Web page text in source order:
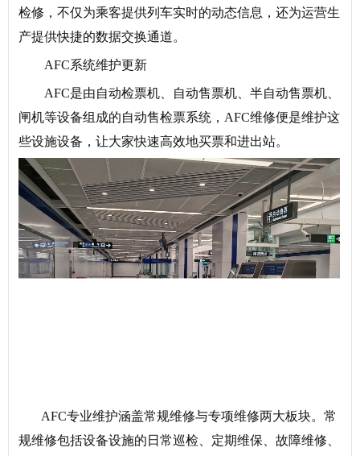
检修，不仅为乘客提供列车实时的动态信息，还为运营生
产提供快捷的数据交换通道。
AFC系统维护更新
AFC是由自动检票机、自动售票机、半自动售票机、
闸机等设备组成的自动售检票系统，AFC维修便是维护这
些设施设备，让大家快速高效地买票和进出站。
AFC专业维护涵盖常规维修与专项维修两大板块。常
规维修包括设备设施的日常巡检、定期维保、故障维修、